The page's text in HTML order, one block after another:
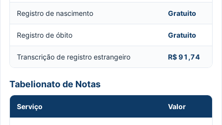
Registro de nascimento Gratuito
Registro de óbito Gratuito
Transcrição de registro estrangeiro R$ 91,74
Tabelionato de Notas
Serviço Valor